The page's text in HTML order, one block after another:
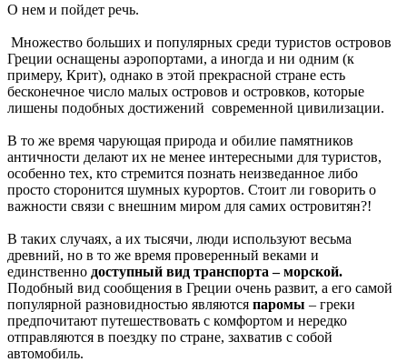
О нем и пойдет речь.
Множество больших и популярных среди туристов островов
Греции оснащены аэропортами, а иногда и ни одним (к
примеру, Крит), однако в этой прекрасной стране есть
бесконечное число малых островов и островков, которые
лишены подобных достижений современной цивилизации.
В то же время чарующая природа и обилие памятников
античности делают их не менее интересными для туристов,
особенно тех, кто стремится познать неизведанное либо
просто сторонится шумных курортов. Стоит ли говорить о
важности связи с внешним миром для самих островитян?!
В таких случаях, а их тысячи, люди используют весьма
древний, но в то же время проверенный веками и
единственно доступный вид транспорта – морской.
Подобный вид сообщения в Греции очень развит, а его самой
популярной разновидностью являются паромы – греки
предпочитают путешествовать с комфортом и нередко
отправляются в поездку по стране, захватив с собой
автомобиль.